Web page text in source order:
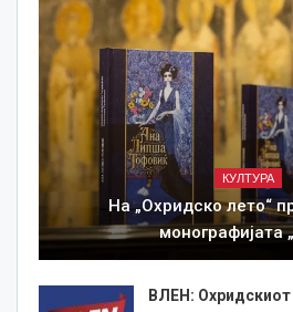
КУЛТУРА
На „Охридско лето“
монографијата
ВЛЕН: